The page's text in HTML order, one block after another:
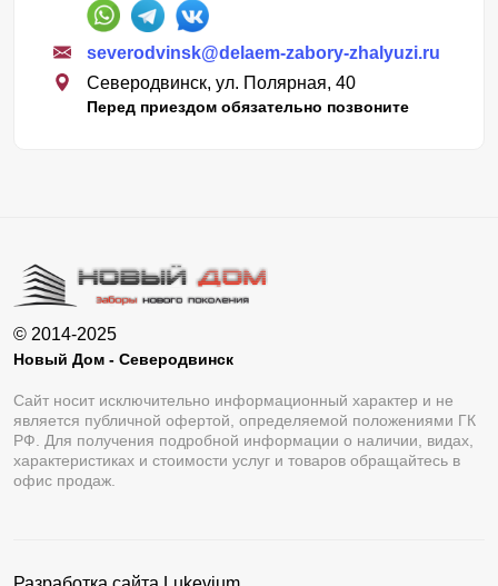
severodvinsk@delaem-zabory-zhalyuzi.ru
Северодвинск, ул. Полярная, 40
Перед приездом обязательно позвоните
© 2014-2025
Новый Дом - Северодвинск
Сайт носит исключительно информационный характер и не
является публичной офертой, определяемой положениями ГК
РФ. Для получения подробной информации о наличии, видах,
характеристиках и стоимости услуг и товаров обращайтесь в
офис продаж.